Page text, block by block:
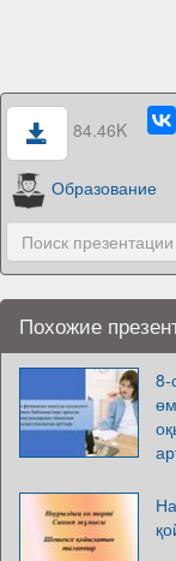
84.46K
Образование
Похожие
8-